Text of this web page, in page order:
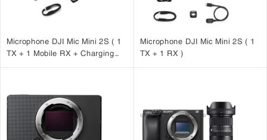
Microphone DJI Mic Mini 2S ( 1
TX + 1 Mobile RX + Charging
Microphone DJI Mic Mini 2S ( 1
TX + 1 RX )